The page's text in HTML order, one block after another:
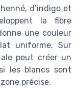
d’indigo et
la fibre
une couleur
uniforme. Sur
peut créer un
les blancs sont
précise.